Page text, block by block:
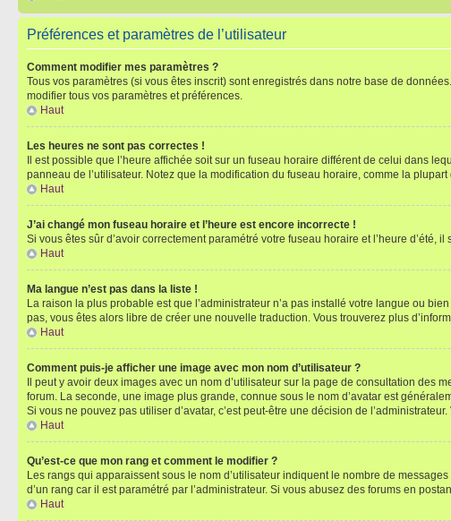
Préférences et paramètres de l’utilisateur
Comment modifier mes paramètres ?
Tous vos paramètres (si vous êtes inscrit) sont enregistrés dans notre base de
modifier tous vos paramètres et préférences.
Haut
Les heures ne sont pas correctes !
Il est possible que l’heure affichée soit sur un fuseau horaire différent de celui dans
panneau de l’utilisateur. Notez que la modification du fuseau horaire, comme la
Haut
J’ai changé mon fuseau horaire et l’heure est encore incorrecte !
Si vous êtes sûr d’avoir correctement paramétré votre fuseau horaire et l’heure d’été,
Haut
Ma langue n’est pas dans la liste !
La raison la plus probable est que l’administrateur n’a pas installé votre langue ou
pas, vous êtes alors libre de créer une nouvelle traduction. Vous trouverez plus
Haut
Comment puis-je afficher une image avec mon nom d’utilisateur ?
Il peut y avoir deux images avec un nom d’utilisateur sur la page de consultation
forum. La seconde, une image plus grande, connue sous le nom d’avatar est
Si vous ne pouvez pas utiliser d’avatar, c’est peut-être une décision de
Haut
Qu’est-ce que mon rang et comment le modifier ?
Les rangs qui apparaissent sous le nom d’utilisateur indiquent le nombre de
d’un rang car il est paramétré par l’administrateur. Si vous abusez des forums en
Haut